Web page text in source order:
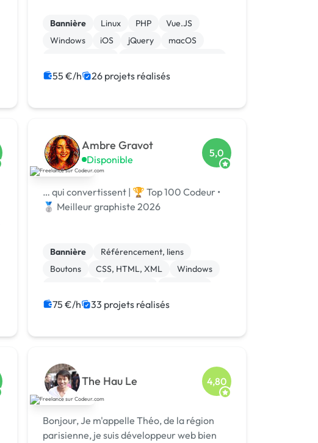
Bannière Linux PHP
Vue.JS
Windows
iOS jQuery
macOS
55 €/h 26 projets réalisés
Ambre Gravot
Disponible
5,0
… qui convertissent | 🏆 Top 100 Codeur •
🥈 Meilleur graphiste 2026
Bannière
Référencement, liens
Boutons
CSS, HTML, XML
Windows
Print (flyer, plaquette, affiche...)
75 €/h 33 projets réalisés
The Hau Le 4,80
Bonjour, Je m'appelle Théo, de la région
parisienne, je suis développeur web bien